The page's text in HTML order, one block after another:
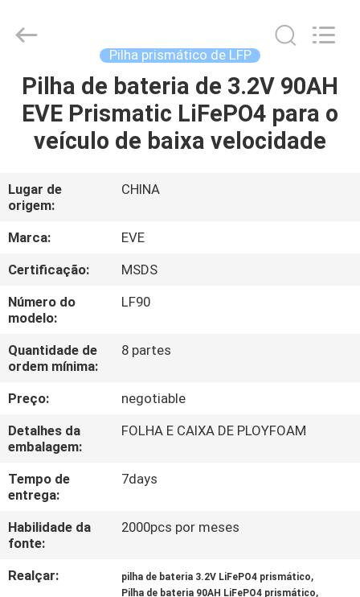
CASA
PRODUTOS
SOBRE
NÓS
EXCURSÃO
DA
FÁBRICA
CONTROLE
DA
QUALIDADE
CONTACTE-
NOS
Reserved.
Developed
Pilha prismático de LFP
Pilha de bateria de 3.2V 90AH
EVE Prismatic LiFePO4 para o
veículo de baixa velocidade
Lugar de
origem:
CHINA
Marca:
EVE
Certificação:
MSDS
Número do
modelo:
LF90
Quantidade de
ordem mínima:
8 partes
Preço:
negotiable
Detalhes da
embalagem:
FOLHA E CAIXA DE PLOYFOAM
Tempo de
entrega:
7days
Habilidade da
fonte:
2000pcs por meses
Realçar: pilha de bateria 3.2V LiFePO4 prismático,
Pilha de bateria 90AH LiFePO4 prismático,